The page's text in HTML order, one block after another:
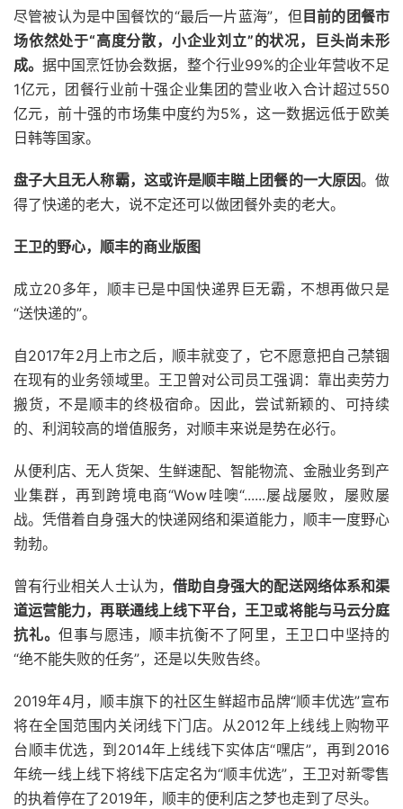
尽管被认为是中国餐饮的“最后一片蓝海”，但 目前的团餐市
场依然处于“高度分散，小企业刘立”的状况，巨头尚未形
成。据中国烹饪协会数据，整个行业99%的企业年营收不足
1亿元，团餐行业前十强企业集团的营业收入合计超过550
亿元，前十强的市场集中度约为5%，这一数据远低于欧美
日韩等国家。
盘子大且无人称霸，这或许是顺丰瞄上团餐的一大原因。做
得了快递的老大，说不定还可以做团餐外卖的老大。
王卫的野心，顺丰的商业版图
成立20多年，顺丰已是中国快递界巨无霸，不想再做只是
“送快递的”。
自2017年2月上市之后，顺丰就变了，它不愿意把自己禁锢
在现有的业务领域里。王卫曾对公司员工强调：靠出卖劳力
搬货，不是顺丰的终极宿命。因此，尝试新颖的、可持续
的、利润较高的增值服务，对顺丰来说是势在必行。
从便利店、无人货架、生鲜速配、智能物流、金融业务到产
业集群，再到跨境电商“Wow哇噢“......屡战屡败，屡败屡
战。凭借着自身强大的快递网络和渠道能力，顺丰一度野心
勃勃。
曾有行业相关人士认为， 借助自身强大的配送网络体系和渠
道运营能力，再联通线上线下平台，王卫或将能与马云分庭
抗礼。但事与愿违，顺丰抗衡不了阿里，王卫口中坚持的
“绝不能失败的任务”，还是以失败告终。
2019年4月，顺丰旗下的社区生鲜超市品牌“顺丰优选”宣布
将在全国范围内关闭线下门店。从2012年上线线上购物平
台顺丰优选，到2014年上线线下实体店“嘿店”，再到2016
年统一线上线下将线下店定名为“顺丰优选”，王卫对新零售
的执着停在了2019年，顺丰的便利店之梦也走到了尽头。